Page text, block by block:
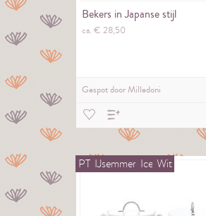
Bekers in Japanse stijl
ca. €28,50
Gespot doorMilledoni
PT IJsemmer Ice Wit